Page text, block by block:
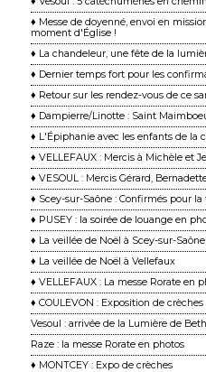
♦ Messe de doyenné, envoi en
moment d'Église !
♦ La chandeleur, une fête de la
♦ Dernier temps fort pour les
♦ Retour sur les rendez-vous de ce
♦ Dampierre/Linotte : Saint
♦ L'Épiphanie avec les enfants de la
♦ VELLEFAUX : Mercis à Michèle et
♦ VESOUL : Mercis Gérard,
♦ Scey-sur-Saône : Confirmés pour
♦ PUSEY : la soirée de louange en
♦ La veillée de Noël à Scey-sur-Saône
♦ La veillée de Noël à Vellefaux
♦ VELLEFAUX : La messe Rorate en
♦ COULEVON : Exposition de crèches
Vesoul : arrivée de la Lumière de
Raze : la messe Rorate en photos
♦ MONTCEY : Expo de crèches